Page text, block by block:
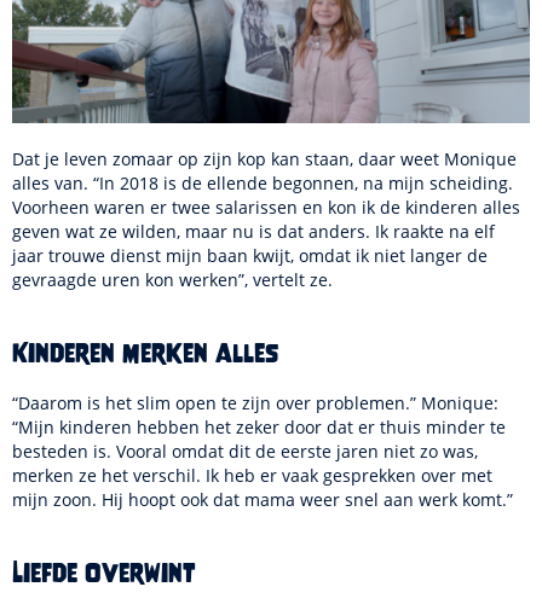
Dat je leven zomaar op zijn kop kan staan, daar weet Monique
alles van. “In 2018 is de ellende begonnen, na mijn scheiding.
Voorheen waren er twee salarissen en kon ik de kinderen alles
geven wat ze wilden, maar nu is dat anders. Ik raakte na elf
jaar trouwe dienst mijn baan kwijt, omdat ik niet langer de
gevraagde uren kon werken”, vertelt ze.
Kinderen merken alles
“Daarom is het slim open te zijn over problemen.” Monique:
“Mijn kinderen hebben het zeker door dat er thuis minder te
besteden is. Vooral omdat dit de eerste jaren niet zo was,
merken ze het verschil. Ik heb er vaak gesprekken over met
mijn zoon. Hij hoopt ook dat mama weer snel aan werk komt.”
Liefde overwint